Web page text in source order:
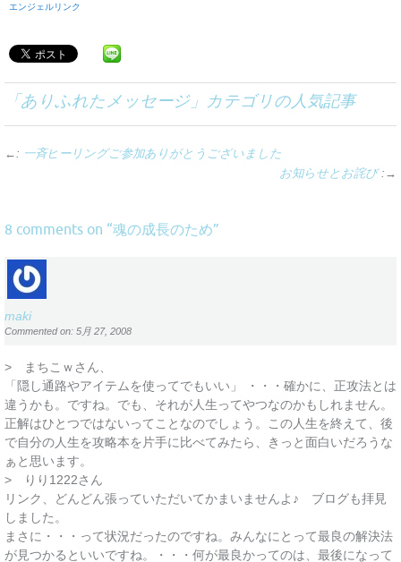
エンジェルリンク
「ありふれたメッセージ」カテゴリの人気記事
←: 一斉ヒーリングご参加ありがとうございました
お知らせとお詫び:→
8 comments on “魂の成長のため”
maki
Commented on: 5月 27, 2008
> まちこｗさん、
「隠し通路やアイテムを使ってでもいい」 ・・・確かに、正攻法とは
違うかも。ですね。でも、それが人生ってやつなのかもしれません。
正解はひとつではないってことなのでしょう。この人生を終えて、後
で自分の人生を攻略本を片手に比べてみたら、きっと面白いだろうな
ぁと思います。
> りり1222さん
リンク、どんどん張っていただいてかまいませんよ♪ ブログも拝見
しました。
まさに・・・って状況だったのですね。みんなにとって最良の解決法
が見つかるといいですね。・・・何が最良かってのは、最後になって